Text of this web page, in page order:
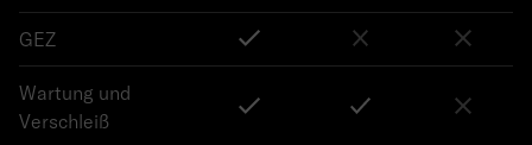
GEZ
Wartung und
Verschleiß